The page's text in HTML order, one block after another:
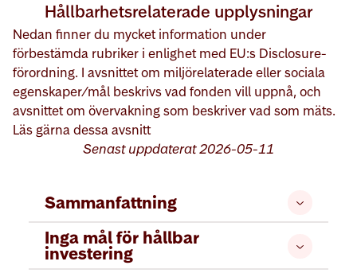
Hållbarhetsrelaterade upplysningar
Nedan finner du mycket information under
förbestämda rubriker i enlighet med EU:s Disclosure-
förordning. I avsnittet om miljörelaterade eller sociala
egenskaper/mål beskrivs vad fonden vill uppnå, och
avsnittet om övervakning som beskriver vad som mäts.
Läs gärna dessa avsnitt
Senast uppdaterat2026-05-11
Sammanfattning
Inga mål för hållbar
investering